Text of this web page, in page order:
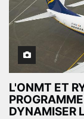
L'ONMT ET
DYNAMISER